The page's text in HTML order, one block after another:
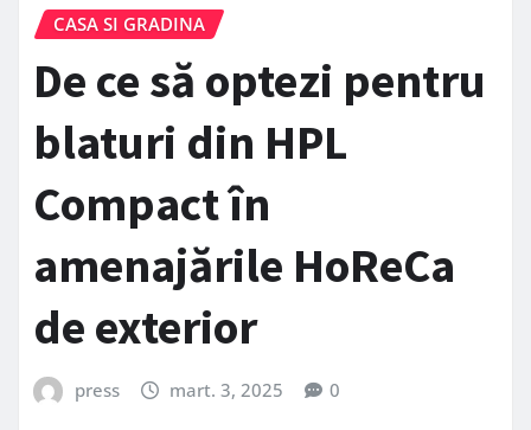
CASA SI GRADINA
De ce să optezi pentru
blaturi din HPL
Compact în
amenajările HoReCa
de exterior
press mart. 3, 2025 0